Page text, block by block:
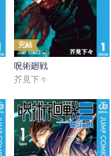
完結
呪術廻戦
芥見下々